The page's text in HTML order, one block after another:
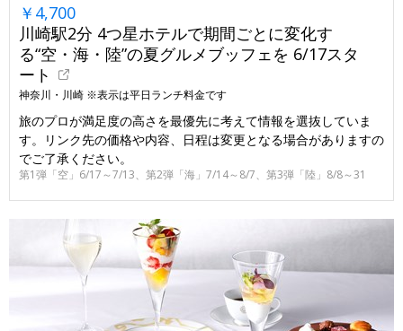
￥4,700
川崎駅2分 4つ星ホテルで期間ごとに変化す
る“空・海・陸”の夏グルメブッフェを 6/17スタ
ート
神奈川・川崎 ※表示は平日ランチ料金です
旅のプロが満足度の高さを最優先に考えて情報を選抜していま
す。リンク先の価格や内容、日程は変更となる場合がありますの
でご了承ください。
第1弾「空」6/17～7/13、第2弾「海」7/14～8/7、第3弾「陸」8/8～31